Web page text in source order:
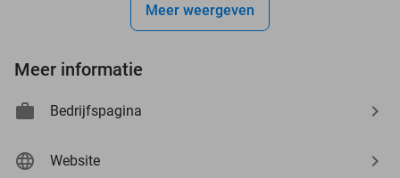
Meer weergeven
Meer informatie
Bedrijfspagina
Website